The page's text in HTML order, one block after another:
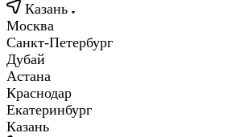
Казань
Москва
Санкт-Петербург
Дубай
Астана
Краснодар
Екатеринбург
Казань